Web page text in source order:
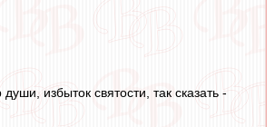
избыток святости, так сказать -